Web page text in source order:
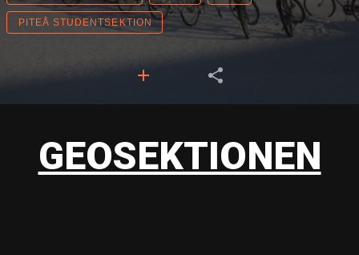
PITEÅ STUDENTSEKTION
GEOSEKTIONEN